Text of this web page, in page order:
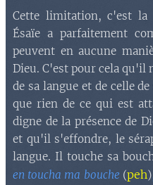
Cette limitation, c'est la
Ésaïe a parfaitement
peuvent en aucune
Dieu. C'est pour cela qu'il
de sa langue et de celle
que rien de ce qui est
digne de la présence de
et qu'il s'effondre, le
langue. Il touche sa
en toucha ma bouche (peh)